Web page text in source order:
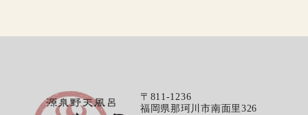
〒811-1236
福岡県那珂川市南面里326